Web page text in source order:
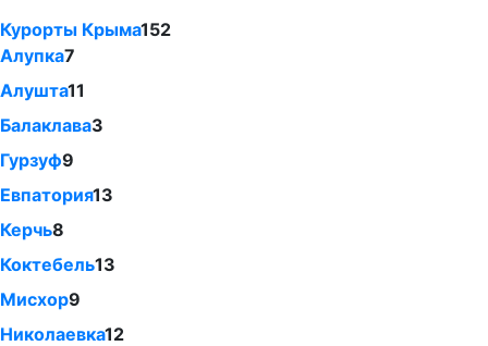
Курорты Крыма152
Алупка7
Алушта11
Балаклава3
Гурзуф9
Евпатория13
Керчь8
Коктебель13
Мисхор9
Николаевка12